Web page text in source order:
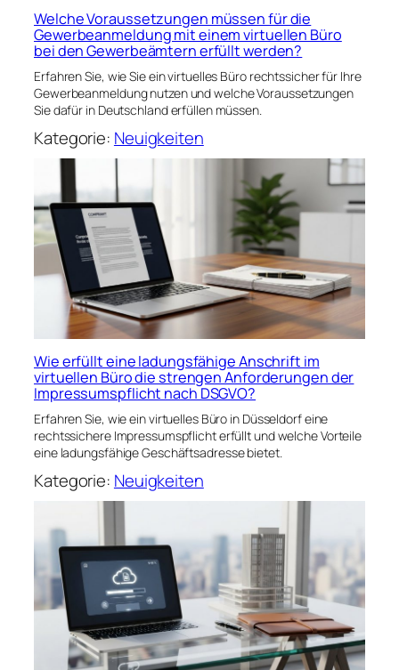
Welche Voraussetzungen müssen für die
Gewerbeanmeldung mit einem virtuellen Büro
bei den Gewerbeämtern erfüllt werden?
Erfahren Sie, wie Sie ein virtuelles Büro rechtssicher für Ihre
Gewerbeanmeldung nutzen und welche Voraussetzungen
Sie dafür in Deutschland erfüllen müssen.
Kategorie: Neuigkeiten
Wie erfüllt eine ladungsfähige Anschrift im
virtuellen Büro die strengen Anforderungen der
Impressumspflicht nach DSGVO?
Erfahren Sie, wie ein virtuelles Büro in Düsseldorf eine
rechtssichere Impressumspflicht erfüllt und welche Vorteile
eine ladungsfähige Geschäftsadresse bietet.
Kategorie: Neuigkeiten